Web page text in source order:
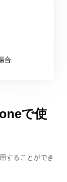
合
で使
することができ